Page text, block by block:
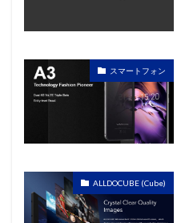
スマートフォン
ALLDOCUBE (Cube)